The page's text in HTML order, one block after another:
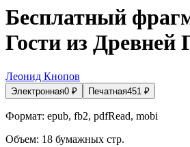
Бесплатный
Гости из Древней
Леонид Кнопов
Электронная0 ₽ Печатная451 ₽
Формат: epub, fb2, pdfRead, mobi
Объем: 18 бумажных стр.